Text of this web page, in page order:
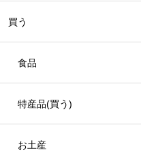
買う
食品
特産品(買う)
お土産